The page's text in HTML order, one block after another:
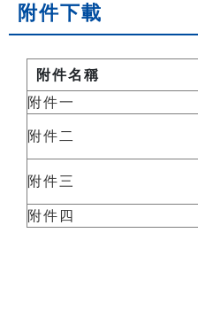
附件下載
附件名稱
附件一
附件二
附件三
附件四